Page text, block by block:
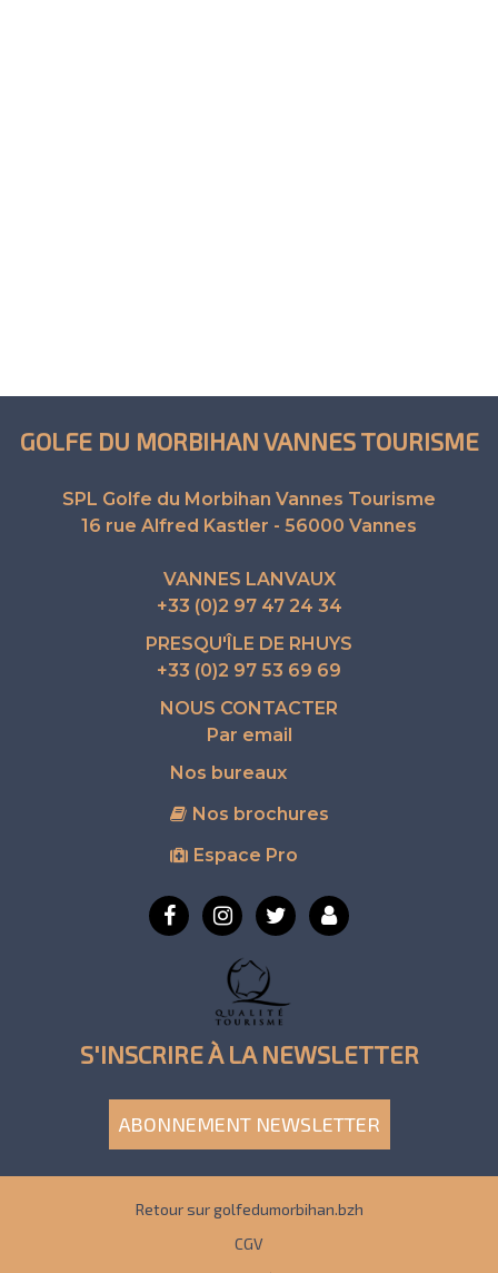
GOLFE DU MORBIHAN VANNES TOURISME
SPL Golfe du Morbihan Vannes Tourisme
16 rue Alfred Kastler - 56000 Vannes
+33 (0)2 97 47 24 34
VANNES LANVAUX
+33 (0)2 97 53 69 69
PRESQU'ÎLE DE RHUYS
Par email
NOUS CONTACTER
Nos bureaux
Nos brochures
Espace Pro
S'INSCRIRE À LA NEWSLETTER
ABONNEMENT NEWSLETTER
Retour sur golfedumorbihan.bzh
CGV